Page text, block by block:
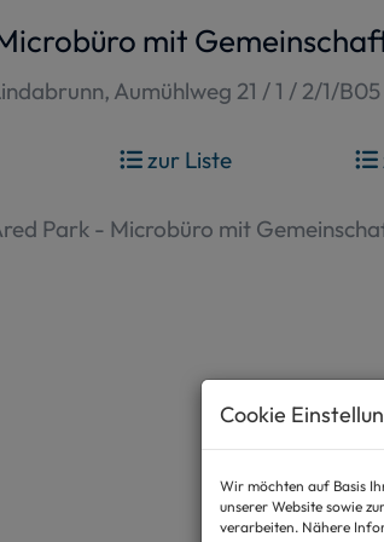
mit
, Aumühlweg 21 / 1 / 2/1/B05
zur Liste
Cookie
Wir möchten auf Basis
unserer Website sowie
verarbeiten. Nähere